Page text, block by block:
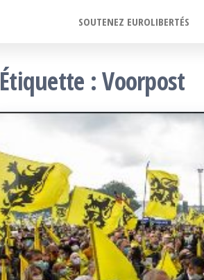
SOUTENEZ EUROLIBERTÉS
Étiquette :Voorpost